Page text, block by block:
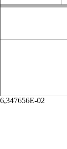
6,347656E-02